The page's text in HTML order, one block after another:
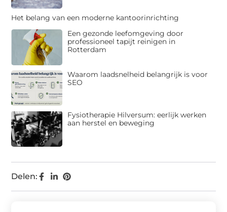
Delen:
Het belang van een moderne kantoorinrichting
Een gezonde leefomgeving door
professioneel tapijt reinigen in
Rotterdam
Waarom laadsnelheid belangrijk is voor
SEO
Fysiotherapie Hilversum: eerlijk werken
aan herstel en beweging